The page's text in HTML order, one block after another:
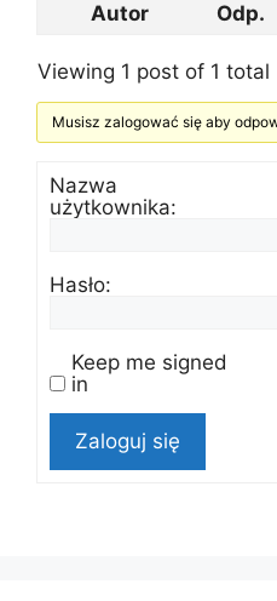
Autor
Odp.
Viewing 1 post of 1 total
Musisz zalogować się aby
Nazwa
użytkownika:
Hasło:
Keep me signed
in
Zaloguj się